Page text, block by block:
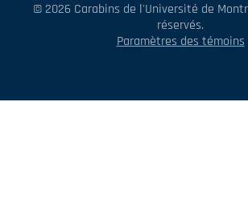
© 2026 Carabins de l'Université de
réservés.
Paramètres des témoins